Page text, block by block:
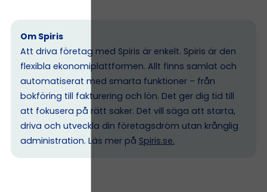
Om Spiris
Att driva företag med Spiris är enkelt. Spiris är den
flexibla ekonomiplattformen. Allt finns samlat och
automatiserat med smarta funktioner – från
bokföring till fakturering och lön. Det ger dig tid till
att fokusera på rätt saker. Det vill säga att starta,
driva och utveckla din företagsdröm utan krånglig
administration. Läs mer på Spiris.se.